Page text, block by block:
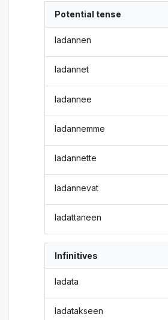
Potential tense
ladannen
ladannet
ladannee
ladannemme
ladannette
ladannevat
ladattaneen
Infinitives
ladata
ladatakseen